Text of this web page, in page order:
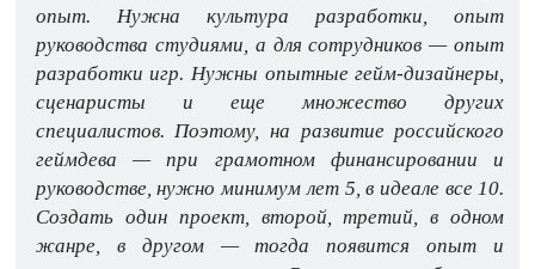
опыт. Нужна культура разработки, опыт
руководства студиями, а для сотрудников — опыт
разработки игр. Нужны опытные гейм-дизайнеры,
сценаристы и еще множество других
специалистов. Поэтому, на развитие российского
геймдева — при грамотном финансировании и
руководстве, нужно минимум лет 5, в идеале все 10.
Создать один проект, второй, третий, в одном
жанре, в другом — тогда появится опыт и